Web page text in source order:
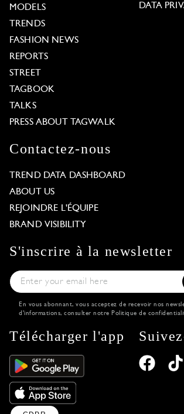
MODELS
TRENDS
FASHION NEWS
REPORTS
STREET
TAGBOOK
TALKS
PRESS ABOUT TAGWALK
DATA
Contactez-nous
TREND DATA DASHBOARD
ABOUT US
REJOINDRE L'ÉQUIPE
BRAND VISIBILITY
S'inscrire à la newsletter
En vous abonnant, vous acceptez de recevoir nos
d'informations, consulter notre Politique de
Télécharger l'app